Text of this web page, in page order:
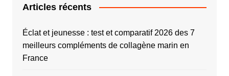
Articles récents
Éclat et jeunesse : test et comparatif 2026 des 7
meilleurs compléments de collagène marin en
France